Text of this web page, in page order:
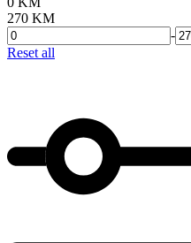
270 KM
-
Reset all